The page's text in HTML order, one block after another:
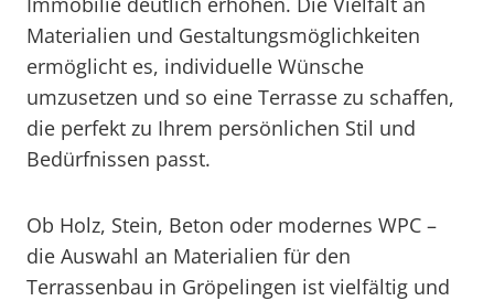
Materialien und Gestaltungsmöglichkeiten
ermöglicht es, individuelle Wünsche
umzusetzen und so eine Terrasse zu schaffen,
die perfekt zu Ihrem persönlichen Stil und
Bedürfnissen passt.
Ob Holz, Stein, Beton oder modernes WPC –
die Auswahl an Materialien für den
Terrassenbau in Gröpelingen ist vielfältig und